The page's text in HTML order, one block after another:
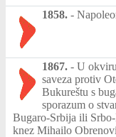
1858. -
1867. - U
saveza protiv
Bukureštu s
sporazum o
Bugaro-Srbija ili
knez Mihailo